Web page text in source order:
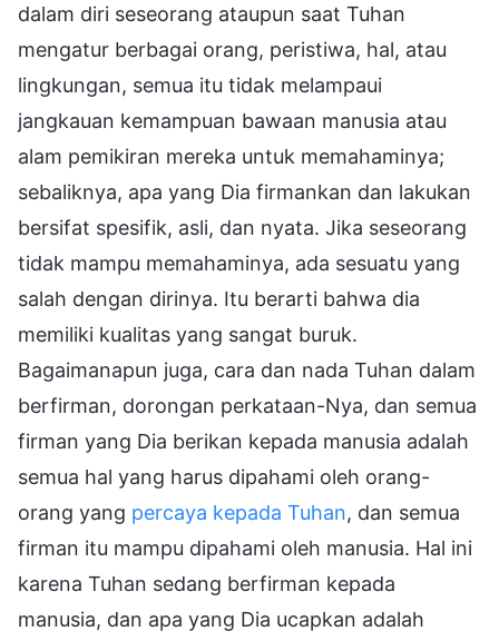
dalam diri seseorang ataupun saat Tuhan
mengatur berbagai orang, peristiwa, hal, atau
lingkungan, semua itu tidak melampaui
jangkauan kemampuan bawaan manusia atau
alam pemikiran mereka untuk memahaminya;
sebaliknya, apa yang Dia firmankan dan lakukan
bersifat spesifik, asli, dan nyata. Jika seseorang
tidak mampu memahaminya, ada sesuatu yang
salah dengan dirinya. Itu berarti bahwa dia
memiliki kualitas yang sangat buruk.
Bagaimanapun juga, cara dan nada Tuhan dalam
berfirman, dorongan perkataan-Nya, dan semua
firman yang Dia berikan kepada manusia adalah
semua hal yang harus dipahami oleh orang-
orang yang percaya kepada Tuhan, dan semua
firman itu mampu dipahami oleh manusia. Hal ini
karena Tuhan sedang berfirman kepada
manusia, dan apa yang Dia ucapkan adalah